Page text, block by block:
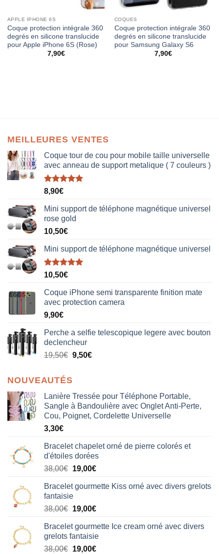
APPLE IPHONE 6S
Coque protection intégrale 360
degrés en silicone translucide
pour Apple iPhone 6S (Rose)
7,90€
COQUES
Coque protection intégrale 360
degrés en silicone translucide
pour Samsung Galaxy S6
7,90€
MEILLEURES VENTES
Coque tour de cou pour mobile taille universelle
avec anneau de support metalique ( 7 couleurs )
Note5.00
sur 5
8,90€
Mini support de téléphone magnétique universel
rose gold
10,50€
Mini support de téléphone magnétique universel
Note5.00
sur 5
10,50€
Coque iPhone semi transparente finition mate
avec protection camera
9,90€
Perche a selfie telescopique legere avec bouton
declencheur
19,50€ 9,50€
NOUVEAUTÉS
Lanière Tressée pour Téléphone Portable,
Sangle à Bandoulière avec Onglet Anti-Perte,
Cou, Poignet, Cordelette Universelle
3,30€
Bracelet chapelet orné de pierre colorés et
d'étoiles dorées
38,00€ Le
initial
était :
38,00€.
19,00€Le
actuel
19,00€.
Bracelet gourmette Kiss orné avec divers grelots
fantaisie
38,00€ Le
initial
était :
38,00€.
19,00€Le
actuel
est :
19,00€.
Bracelet gourmette Ice cream orné avec divers
grelots fantaisie
38,00€ Le
19,00€Le